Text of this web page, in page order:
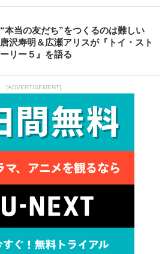
“本当の友だち”をつくるのは難しい
唐沢寿明＆広瀬アリスが『トイ・スト
ーリー５』を語る
[ADVERTISEMENT]